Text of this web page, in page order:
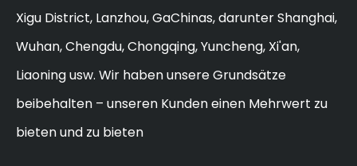
Xigu District, Lanzhou, GaChinas, darunter Shanghai,
Wuhan, Chengdu, Chongqing, Yuncheng, Xi'an,
Liaoning usw. Wir haben unsere Grundsätze
beibehalten – unseren Kunden einen Mehrwert zu
bieten und zu bieten